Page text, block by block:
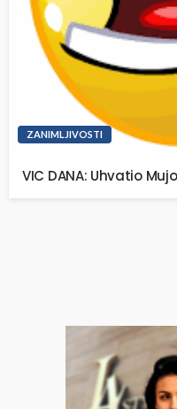
ZANIMLJIVOSTI
VIC DANA: Uhvatio